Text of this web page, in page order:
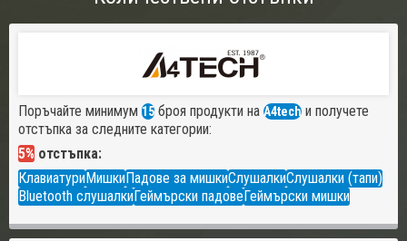
Поръчайте минимум 15 броя продукти на A4tech и получете
отстъпка за следните категории:
5% отстъпка:
КлавиатуриМишкиПадове за мишкиСлушалкиСлушалки (тапи)
Bluetooth слушалкиГеймърски падовеГеймърски мишки